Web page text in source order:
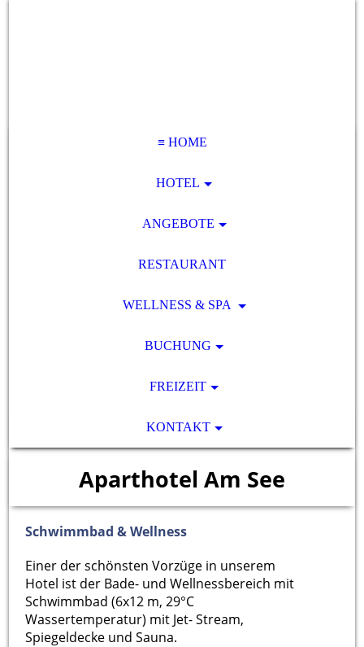
≡ HOME
HOTEL
ANGEBOTE
RESTAURANT
WELLNESS & SPA
BUCHUNG
FREIZEIT
KONTAKT
Aparthotel Am See
Schwimmbad & Wellness
Einer der schönsten Vorzüge in unserem
Hotel ist der Bade- und Wellnessbereich mit
Schwimmbad (6x12 m, 29°C
Wassertemperatur) mit Jet- Stream,
Spiegeldecke und Sauna.